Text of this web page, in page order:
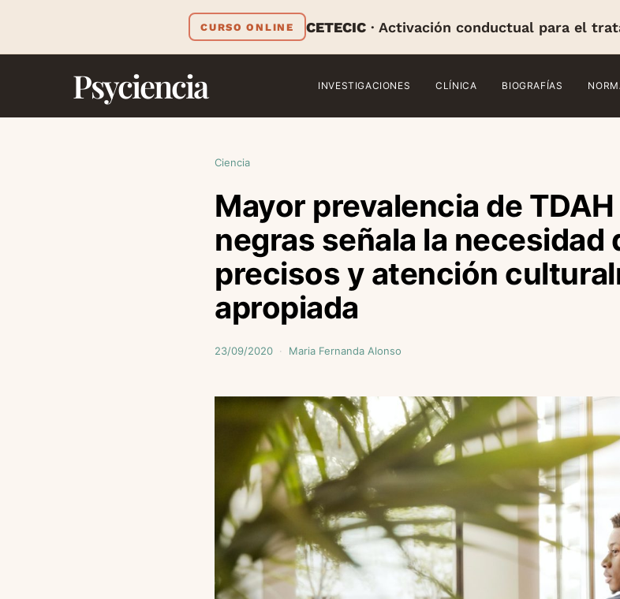
CURSO ONLINE CETECIC · Activación conductual para el
Psyciencia INVESTIGACIONES CLÍNICA BIOGRAFÍAS
Ciencia
Mayor prevalencia de
negras señala la
precisos y atención
apropiada
23/09/2020 Maria Fernanda Alonso